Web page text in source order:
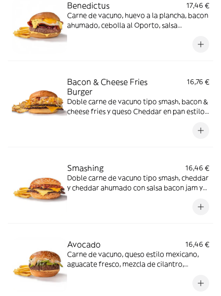
Benedictus
17,46 €
Carne de vacuno, huevo a la plancha, bacon
ahumado, cebolla al Oporto, salsa
Bacon & Cheese Fries
Burger
16,76 €
Doble carne de vacuno tipo smash, bacon &
cheese fries y queso Cheddar en pan estilo
Smashing
16,46 €
Doble carne de vacuno tipo smash, cheddar
y cheddar ahumado con salsa bacon jam y
Avocado
16,46 €
Carne de vacuno, queso estilo mexicano,
aguacate fresco, mezcla de cilantro,